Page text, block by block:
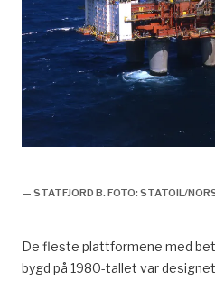
— STATFJORD B. FOTO: STATOIL/
De fleste plattformene med
bygd på 1980-tallet var